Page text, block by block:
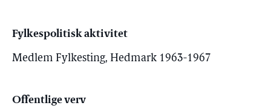
Fylkespolitisk aktivitet
Medlem Fylkesting, Hedmark 1963-1967
Offentlige verv